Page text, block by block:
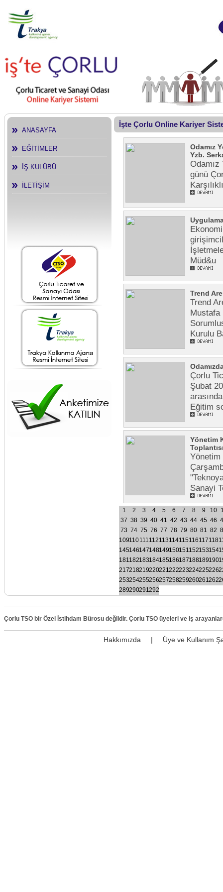
ANASAYFA
EĞİTİMLER
İŞ KULÜBÜ
İLETİŞİM
İşte Çorlu Online Kariyer
Odamız
Yzb.
günü
Müd&u
Trend
Trend
Mustafa
Kurulu
Çorlu
Şubat
Eğitim
Yönetim
Sanayi
1 2 3 4 5 6 7 8 9 10
37 38 39 40 41 42 43 44 45 46
73 74 75 76 77 78 79 80 81 82
109110111112113114115116117118
145146147148149150151152153154
181182183184185186187188189190
217218219220221222223224225226
253254255256257258259260261262
289290291292
Çorlu TSO bir Özel İstihdam Bürosu değildir. Çorlu TSO üyeleri ve iş
Hakkımızda | Üye ve Kullanım